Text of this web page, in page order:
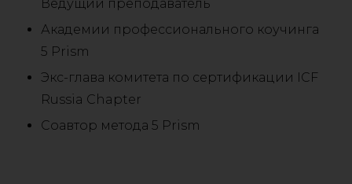
Ведущий преподаватель
Академии профессионального коучинга
5 Prism
Экс-глава комитета по сертификации ICF
Russia Chapter
Соавтор метода 5 Prism